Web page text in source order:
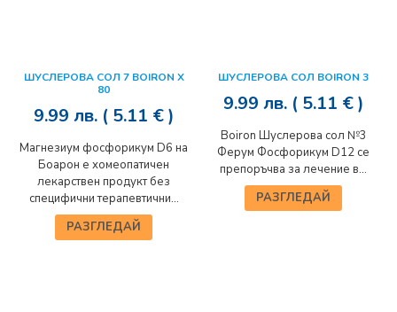
ШУСЛЕРОВА СОЛ 7 BOIRON Х
80
9.99 лв. ( 5.11 € )
Магнезиум фосфорикум D6 на
Боарон е хомеопатичен
лекарствен продукт без
специфични терапевтични...
РАЗГЛЕДАЙ
ШУСЛЕРОВА СОЛ BOIRON 3
9.99 лв. ( 5.11 € )
Boiron Шуслерова сол №3
Ферум Фосфорикум D12 се
препоръчва за лечение в...
РАЗГЛЕДАЙ